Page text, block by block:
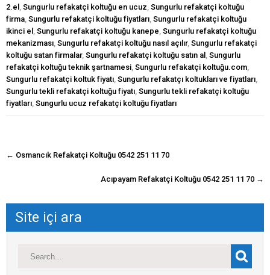
2.el
Sungurlu refakatçi koltuğu en ucuz Sungurlu refakatçi koltuğu
firma Sungurlu refakatçi koltuğu fiyatları Sungurlu refakatçi koltuğu
ikinci el
Sungurlu refakatçi koltuğu kanepe Sungurlu refakatçi koltuğu
mekanizması Sungurlu refakatçi koltuğu nasıl açılır, Sungurlu refakatçi
koltuğu satan firmalar, Sungurlu refakatçi koltuğu satın al Sungurlu
refakatçi koltuğu teknik şartnamesi Sungurlu refakatçi koltuğu.com
Sungurlu refakatçi koltuk fiyatı Sungurlu refakatçı koltukları ve fiyatları
Sungurlu tekli refakatçi koltuğu fiyatı Sungurlu tekli refakatçi koltuğu
fiyatları Sungurlu ucuz refakatçi koltuğu fiyatları
navigasyon
← Osmancık Refakatçi Koltuğu 0542 251 11 70
Acıpayam Refakatçi Koltuğu 0542 251 11 70 →
Site içi ara